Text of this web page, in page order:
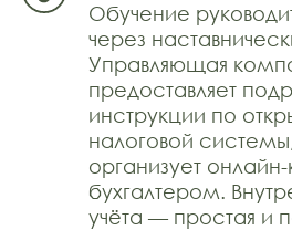
Обучение
через
Управляющая
предоставляет
инструкции по
налоговой
организует
бухгалтером.
учёта — простая и